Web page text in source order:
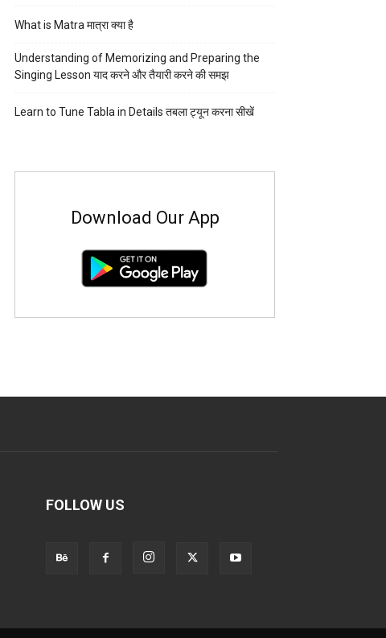
What is Matra मात्रा क्या है
Understanding of Memorizing and Preparing the
Singing Lesson याद करने और तैयारी करने की समझ
Learn to Tune Tabla in Details तबला ट्यून करना सीखें
Download Our App
FOLLOW US